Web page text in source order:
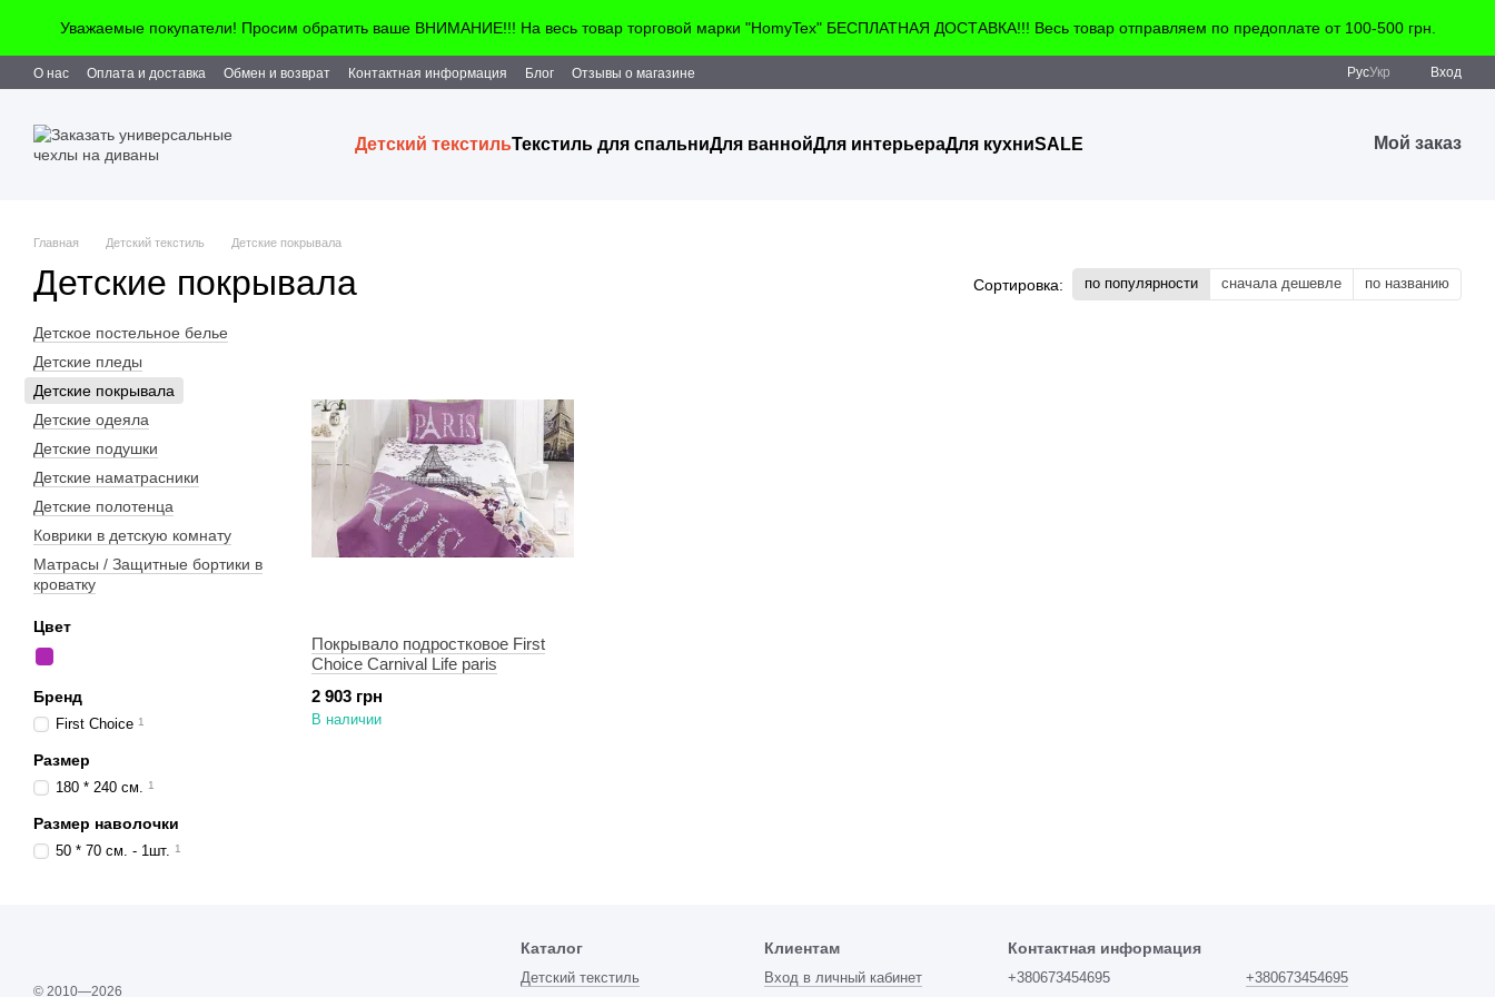
Уважаемые покупатели! Просим обратить ваше ВНИМАНИЕ!!! На весь товар торговой марки "HomyTex" БЕСПЛАТНАЯ ДОСТАВКА!!! Весь товар отправляем по предоплате от 100-500 грн.
О нас Оплата и доставка Обмен и возврат Контактная информация Блог Отзывы о магазине РусУкр Вход
Детский текстильТекстиль для спальниДля ваннойДля интерьераДля кухниSALE Мой заказ
Главная Детский текстиль Детские покрывала
Детские покрывала Сортировка: по популярности сначала дешевле по названию
Покрывало подростковое First
Choice Carnival Life paris
2 903 грн
В наличии
Детское постельное белье
Детские пледы
Детские покрывала
Детские одеяла
Детские подушки
Детские наматрасники
Детские полотенца
Коврики в детскую комнату
Матрасы / Защитные бортики в
кроватку
Цвет
Бренд
First Choice 1
Размер
180 * 240 см. 1
Размер наволочки
50 * 70 см. - 1шт. 1
© 2010—2026
Каталог
Детский текстиль
Клиентам
Вход в личный кабинет
Контактная информация
+380673454695 +380673454695